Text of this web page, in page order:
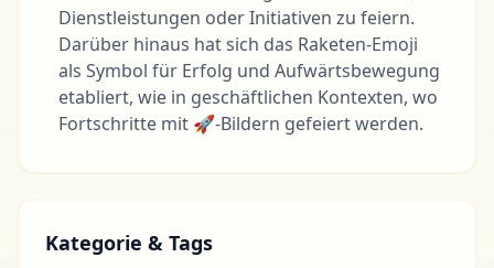
Dienstleistungen oder Initiativen zu feiern.
Darüber hinaus hat sich das Raketen-Emoji
als Symbol für Erfolg und Aufwärtsbewegung
etabliert, wie in geschäftlichen Kontexten, wo
Fortschritte mit 🚀-Bildern gefeiert werden.
Kategorie & Tags